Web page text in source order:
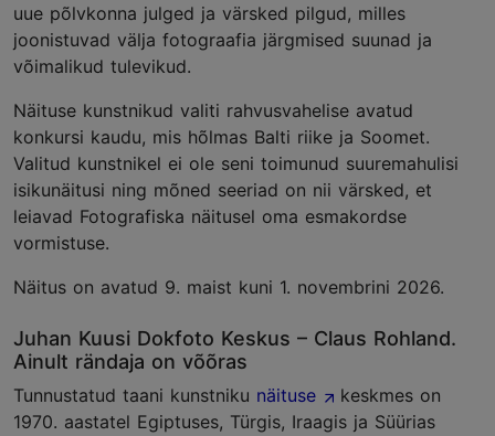
uue põlvkonna julged ja värsked pilgud, milles
joonistuvad välja fotograafia järgmised suunad ja
võimalikud tulevikud.
Näituse kunstnikud valiti rahvusvahelise avatud
konkursi kaudu, mis hõlmas Balti riike ja Soomet.
Valitud kunstnikel ei ole seni toimunud suuremahulisi
isikunäitusi ning mõned seeriad on nii värsked, et
leiavad Fotografiska näitusel oma esmakordse
vormistuse.
Näitus on avatud 9. maist kuni 1. novembrini 2026.
Juhan Kuusi Dokfoto Keskus – Claus Rohland.
Ainult rändaja on võõras
Tunnustatud taani kunstniku näituse
keskmes on
1970. aastatel Egiptuses, Türgis, Iraagis ja Süürias